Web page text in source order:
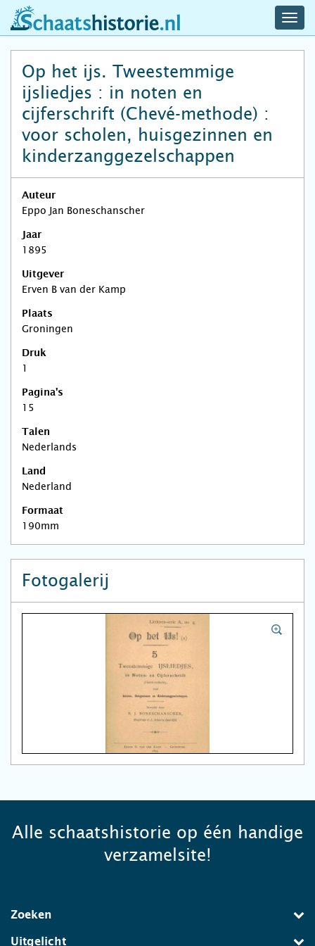
schaatshistorie.nl
Op het ijs. Tweestemmige
ijsliedjes : in noten en
cijferschrift (Chevé-methode) :
voor scholen, huisgezinnen en
kinderzanggezelschappen
Auteur
Eppo Jan Boneschanscher
Jaar
1895
Uitgever
Erven B van der Kamp
Plaats
Groningen
Druk
1
Pagina's
15
Talen
Nederlands
Land
Nederland
Formaat
190mm
Fotogalerij
Alle schaatshistorie op één handige
verzamelsite!
Zoeken
Uitgelicht